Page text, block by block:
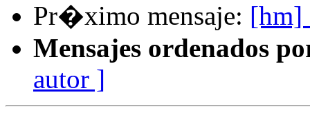
Pr�ximo mensaje: [hm]
Mensajes ordenados
autor ]